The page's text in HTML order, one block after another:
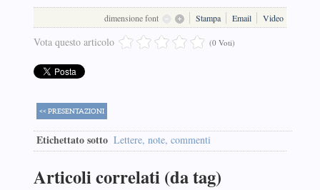
dimensione font Stampa Email Video
Vota questo articolo (0 Voti)
<< PRESENTAZIONI
Etichettato sotto Lettere, note, commenti
Articoli correlati (da tag)